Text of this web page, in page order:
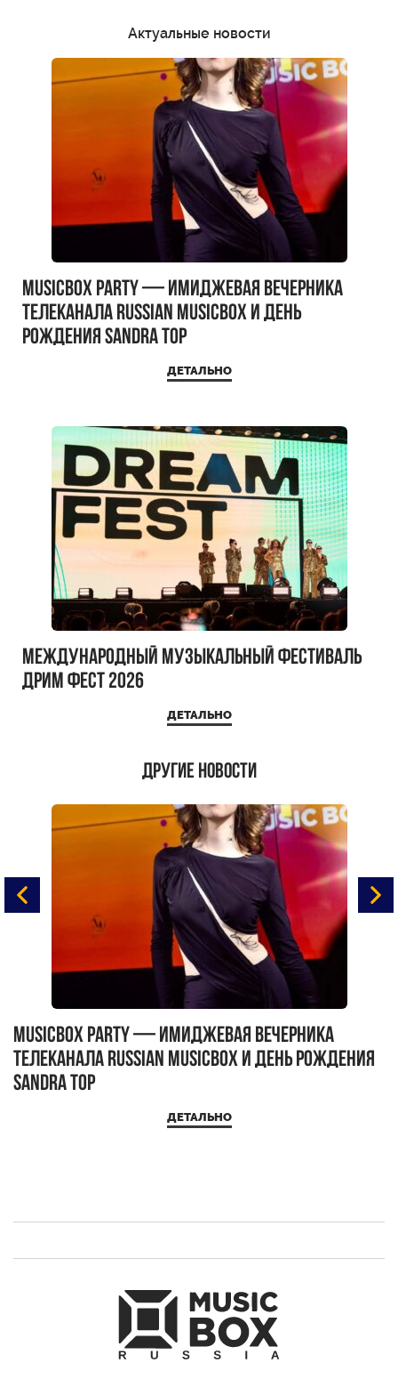
Актуальные новости
MUSICBOX PARTY — имиджевая вечерника
телеканала RUSSIAN MUSICBOX и день
рождения Sandra Top
ДЕТАЛЬНО
Международный музыкальный фестиваль
ДРИМ ФЕСТ 2026
ДЕТАЛЬНО
Другие новости
MUSICBOX PARTY — имиджевая вечерника
телеканала RUSSIAN MUSICBOX и день рождения
Sandra Top
ДЕТАЛЬНО